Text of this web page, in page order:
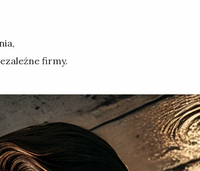
firmy.